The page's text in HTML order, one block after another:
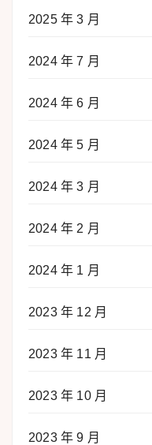
2025 年 3 月
2024 年 7 月
2024 年 6 月
2024 年 5 月
2024 年 3 月
2024 年 2 月
2024 年 1 月
2023 年 12 月
2023 年 11 月
2023 年 10 月
2023 年 9 月